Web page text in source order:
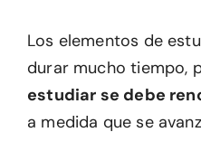
Los elementos de
durar mucho tiempo,
estudiar se debe
a medida que se